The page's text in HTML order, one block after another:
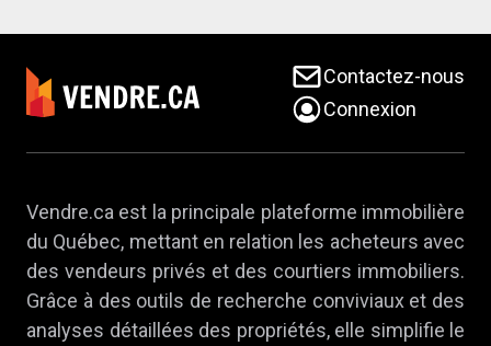
Contactez-nous
Connexion
Vendre.ca est la principale plateforme immobilière
du Québec, mettant en relation les acheteurs avec
des vendeurs privés et des courtiers immobiliers.
Grâce à des outils de recherche conviviaux et des
analyses détaillées des propriétés, elle simplifie le